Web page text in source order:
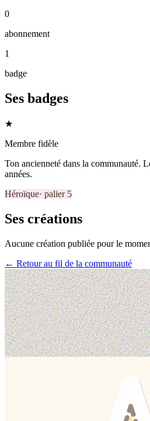
0
abonnement
1
badge
Ses badges
★
Membre fidèle
Ton ancienneté dans la communauté.
années.
Héroïque· palier 5
Ses créations
Aucune création publiée pour le
← Retour au fil de la communauté